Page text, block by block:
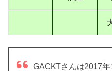
GACKTさんは2017